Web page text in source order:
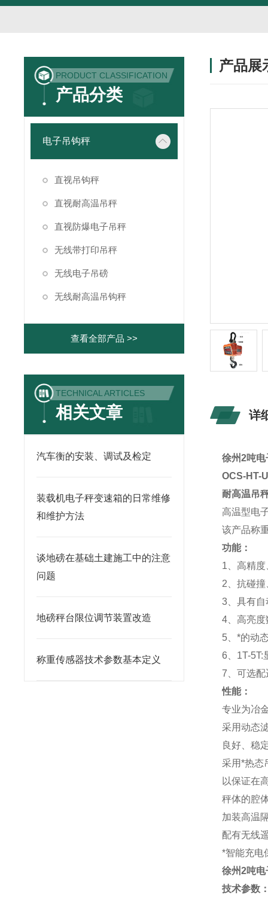
PRODUCT CLASSIFICATION
产品分类
电子吊钩秤
直视吊钩秤
直视耐高温吊秤
直视防爆电子吊秤
无线带打印吊秤
无线电子吊磅
无线耐高温吊钩秤
查看全部产品 >>
TECHNICAL ARTICLES
相关文章
汽车衡的安装、调试及检定
装载机电子秤变速箱的日常维修
和维护方法
谈地磅在基础土建施工中的注意
问题
地磅秤台限位调节装置改造
称重传感器技术参数基本定义
产品展
详
徐州2吨电
OCS-HT-
耐高温吊
高温型电
该产品称
功能：
1、高精
2、抗碰
3、具有
4、高亮
5、*的动
6、1T-5T:
7、可选
性能：
专业为冶
采用动态
良好、稳
采用*热态
以保证在
秤体的腔
加装高温
配有无线
*智能充电
徐州2吨电
技术参数